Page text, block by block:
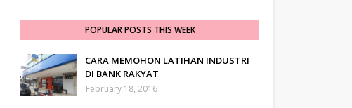
POPULAR POSTS THIS WEEK
CARA MEMOHON LATIHAN INDUSTRI
DI BANK RAKYAT
February 18, 2016